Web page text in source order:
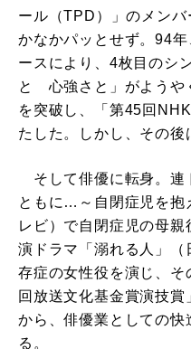
ール（TPD）」のメン
かなかパッとせず。94
ースにより、4枚目のシ
と 心強さと」がようや
を突破し、「第45回
たした。しかし、その
そして俳優に転身。連
ともに…～自閉症児を抱
レビ）で自閉症児の母
演ドラマ「溺れる人」（
存症の女性役を演じ、
回放送文化基金賞演技賞
から、俳優業としての快
る。